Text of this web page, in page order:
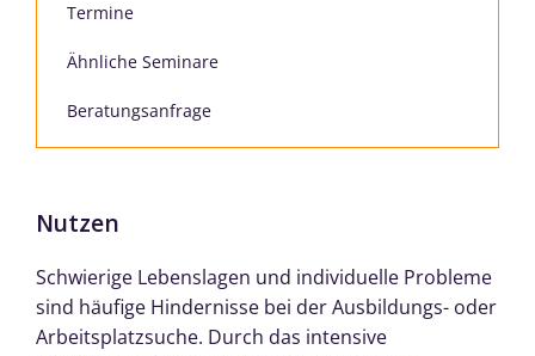
Termine
Ähnliche Seminare
Beratungsanfrage
Nutzen
Schwierige Lebenslagen und individuelle Probleme
sind häufige Hindernisse bei der Ausbildungs- oder
Arbeitsplatzsuche. Durch das intensive